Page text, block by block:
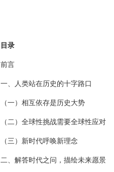
目录
前言
一、人类站在历史的十字路口
（一）相互依存是历史大势
（二）全球性挑战需要全球性应对
（三）新时代呼唤新理念
二、解答时代之问，描绘未来愿景